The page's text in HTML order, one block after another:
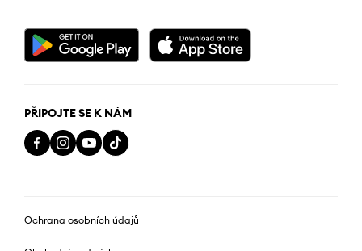
PŘIPOJTE SE K NÁM
Ochrana osobních údajů